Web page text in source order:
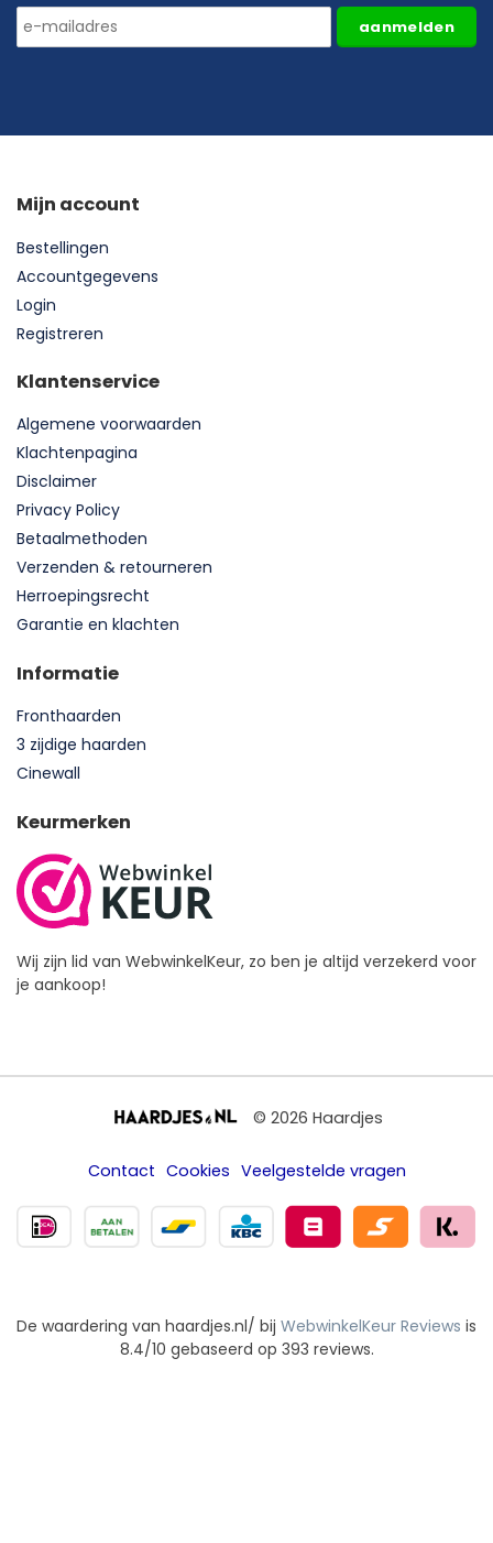
aanmelden
Mijn account
Bestellingen
Accountgegevens
Login
Registreren
Klantenservice
Algemene voorwaarden
Klachtenpagina
Disclaimer
Privacy Policy
Betaalmethoden
Verzenden & retourneren
Herroepingsrecht
Garantie en klachten
Informatie
Fronthaarden
3 zijdige haarden
Cinewall
Keurmerken
Wij zijn lid van WebwinkelKeur, zo ben je altijd verzekerd voor
je aankoop!
© 2026 Haardjes
Contact Cookies Veelgestelde vragen
De waardering van haardjes.nl/ bij WebwinkelKeur Reviews is
8.4/10 gebaseerd op 393 reviews.